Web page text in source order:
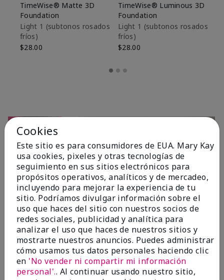
TimeWise® Matte 3D
Foundation
Light 1​ (subtonos rosados
fríos)
$28.00
TimeWise® Luminous 3D
Foundation
Light 1​ (subtonos rosados
fríos)
$28.00
OPINIONES
4.7
10 Reseñas
Cookies
Este sitio es para consumidores de EUA. Mary Kay
usa cookies, pixeles y otras tecnologías de
seguimiento en sus sitios electrónicos para
propósitos operativos, analíticos y de mercadeo,
incluyendo para mejorar la experiencia de tu
sitio. Podríamos divulgar información sobre el
uso que haces del sitio con nuestros socios de
redes sociales, publicidad y analítica para
analizar el uso que haces de nuestros sitios y
mostrarte nuestros anuncios. Puedes administrar
cómo usamos tus datos personales haciendo clic
en 'No vender ni compartir mi información
personal'.. Al continuar usando nuestro sitio,